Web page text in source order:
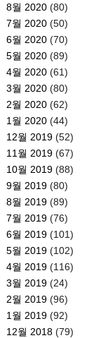
8월 2020(80)
7월 2020(50)
6월 2020(70)
5월 2020(89)
4월 2020(61)
3월 2020(80)
2월 2020(62)
1월 2020(44)
12월 2019(52)
11월 2019(67)
10월 2019(88)
9월 2019(80)
8월 2019(89)
7월 2019(76)
6월 2019(101)
5월 2019(102)
4월 2019(116)
3월 2019(24)
2월 2019(96)
1월 2019(92)
12월 2018(79)